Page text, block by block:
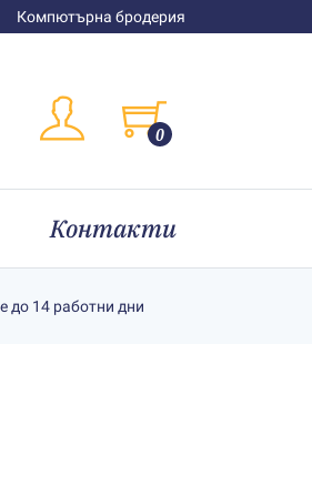
Компютърна бродерия
0
Контакти
до 14 работни дни